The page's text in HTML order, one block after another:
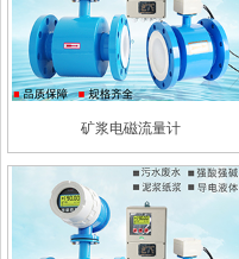
矿浆电磁流量计